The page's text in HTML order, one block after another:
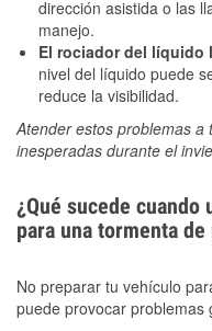
dirección asistida o las
manejo.
El rociador del líquido
nivel del líquido puede
reduce la visibilidad.
Atender estos problemas
inesperadas durante el
¿Qué sucede
para una tormenta de
No preparar tu vehículo
puede provocar problemas